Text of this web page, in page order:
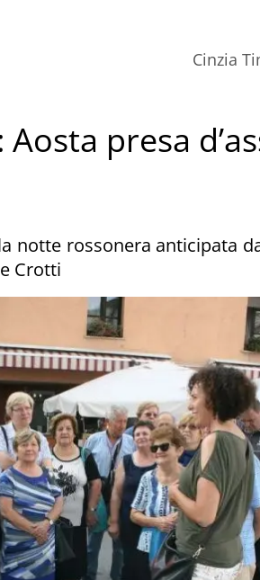
Cinzia
presa
notte rossonera anticipata
Crotti